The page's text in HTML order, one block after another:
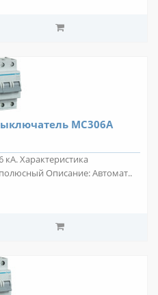
MС306A
Характеристика
Описание: Автомат..